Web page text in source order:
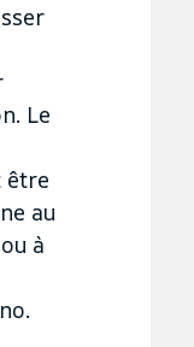
Le
être
au
à